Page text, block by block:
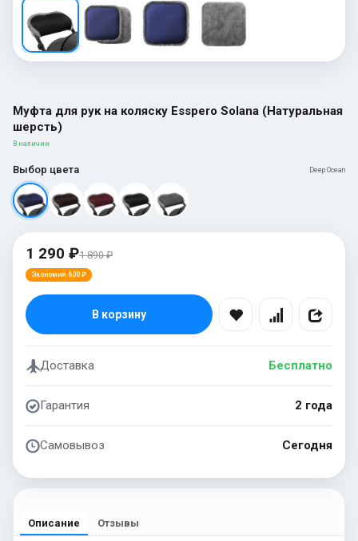
Муфта для рук на коляску Esspero Solana (Натуральная
шерсть)
В наличии
Выбор цвета Deep Ocean
1 290 ₽1 890 ₽
Экономия 600 ₽
В корзину
Доставка Бесплатно
Гарантия 2 года
Самовывоз Сегодня
Описание Отзывы